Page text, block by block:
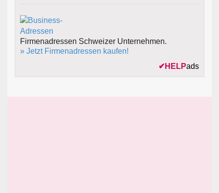
Firmenadressen Schweizer Unternehmen.
» Jetzt Firmenadressen kaufen!
✔ HELPads